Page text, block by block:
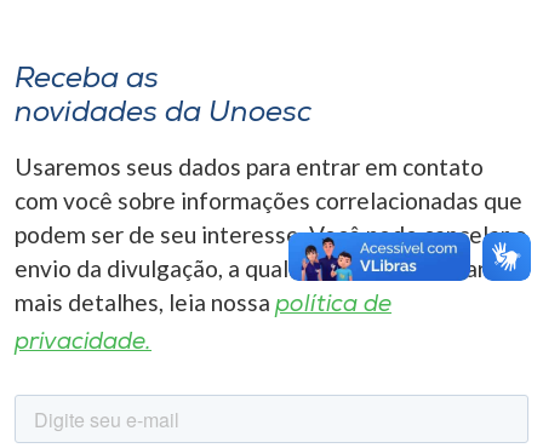
A-
Receba as
novidades da Unoesc
Usaremos seus dados para entrar em contato
com você sobre informações correlacionadas que
podem ser de seu interesse. Você pode cancelar o
envio da divulgação, a qualquer momento. Para
mais detalhes, leia nossa política de
privacidade.